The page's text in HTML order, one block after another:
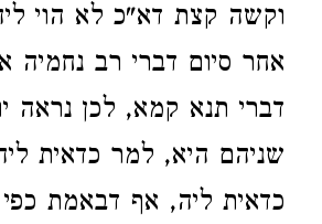
וקשה קצת דא"כ לא הוי
אחר סיום דברי רב נחמיה
דברי תנא קמא, לכן נראה
שניהם היא, למר כדאית
כדאית ליה, אף דבאמת